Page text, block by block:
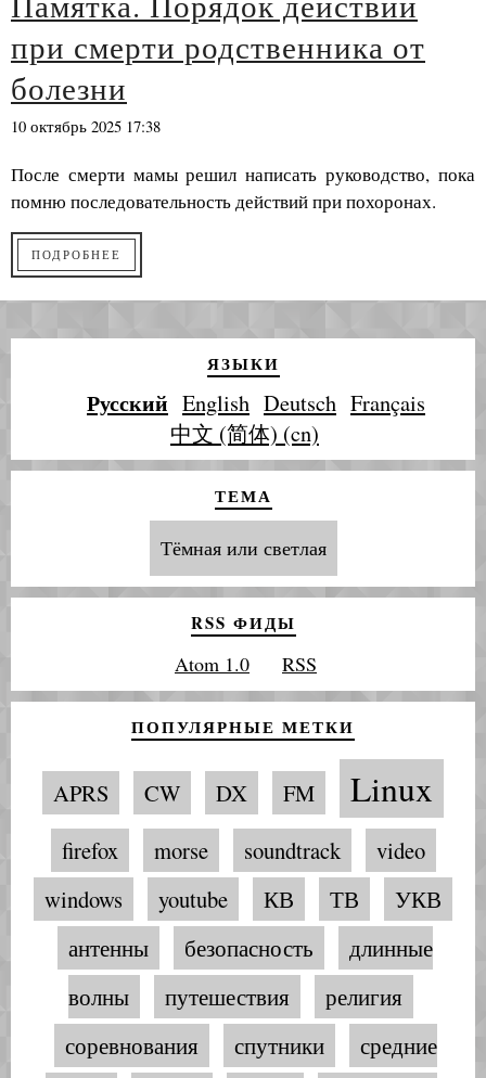
при смерти родственника от
болезни
10 октябрь 2025 17:38
После смерти мамы решил написать руководство, пока
помню последовательность действий при похоронах.
ПОДРОБНЕЕ
ЯЗЫКИ
Русский English Deutsch Français
中文 (简体) (cn)
ТЕМА
Тёмная или светлая
RSS ФИДЫ
Atom 1.0 RSS
ПОПУЛЯРНЫЕ МЕТКИ
APRS CW DX FM Linux
firefox morse soundtrack
video
windows
youtube КВ ТВ
УКВ
антенны
безопасность
длинные
волны
путешествия
религия
соревнования
спутники
средние